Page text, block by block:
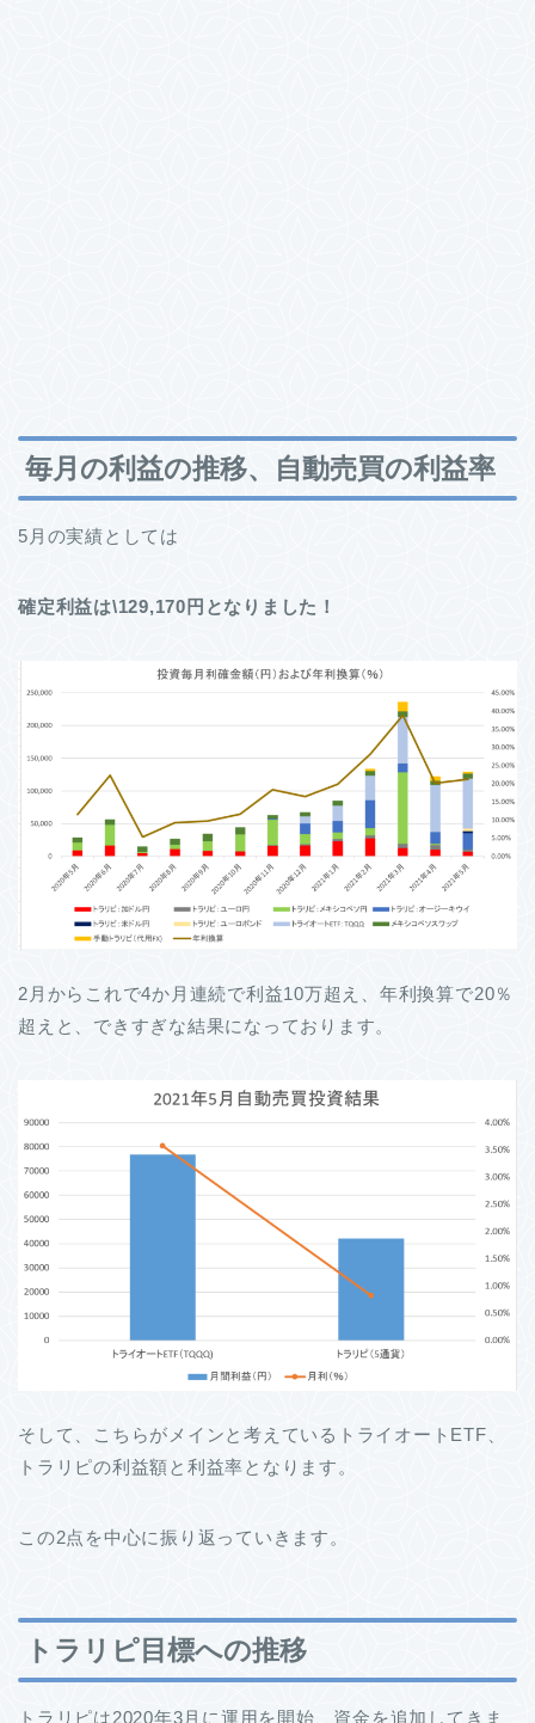
毎月の利益の推移、自動売買の利益率
5月の実績としては
確定利益は\129,170円となりました！
2月からこれで4か月連続で利益10万超え、年利換算で20％
超えと、できすぎな結果になっております。
そして、こちらがメインと考えているトライオートETF、
トラリピの利益額と利益率となります。
この2点を中心に振り返っていきます。
トラリピ目標への推移
トラリピは2020年3月に運用を開始、資金を追加してきま